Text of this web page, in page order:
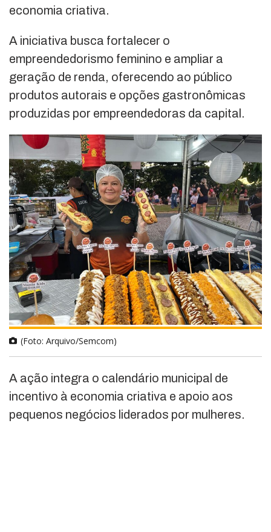
economia criativa.
A iniciativa busca fortalecer o
empreendedorismo feminino e ampliar a
geração de renda, oferecendo ao público
produtos autorais e opções gastronômicas
produzidas por empreendedoras da capital.
(Foto: Arquivo/Semcom)
A ação integra o calendário municipal de
incentivo à economia criativa e apoio aos
pequenos negócios liderados por mulheres.